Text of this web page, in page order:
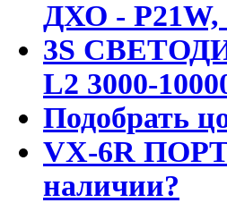
ДХО - P21W,
3S
L2 3000-
Подобрать
VX-6R
наличии?